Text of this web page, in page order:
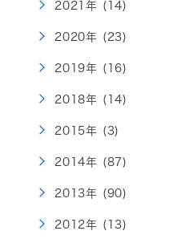
2021年 (14)
2020年 (23)
2019年 (16)
2018年 (14)
2015年 (3)
2014年 (87)
2013年 (90)
2012年 (13)